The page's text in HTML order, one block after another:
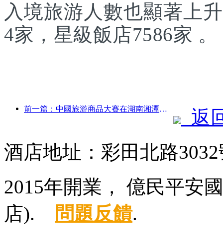
入境旅游人數也顯著上
4家，星級飯店7586家 。
前一篇：中國旅游商品大賽在湖南湘潭成功舉辦
返
酒店地址：彩田北路
2015年開業， 億民平安
店).
問題反饋.